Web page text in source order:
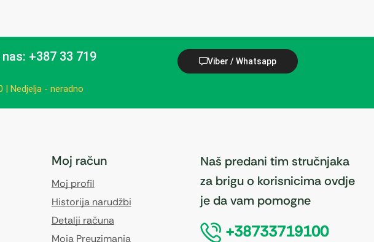
+387 33 719
| Nedjelja - neradno
Viber / Whatsapp
Moj račun
Moj profil
Historija narudžbi
Detalji računa
Moja Preuzimanja
Naš predani tim stručnjaka
za brigu o korisnicima ovdje
je da vam pomogne
+38733719100